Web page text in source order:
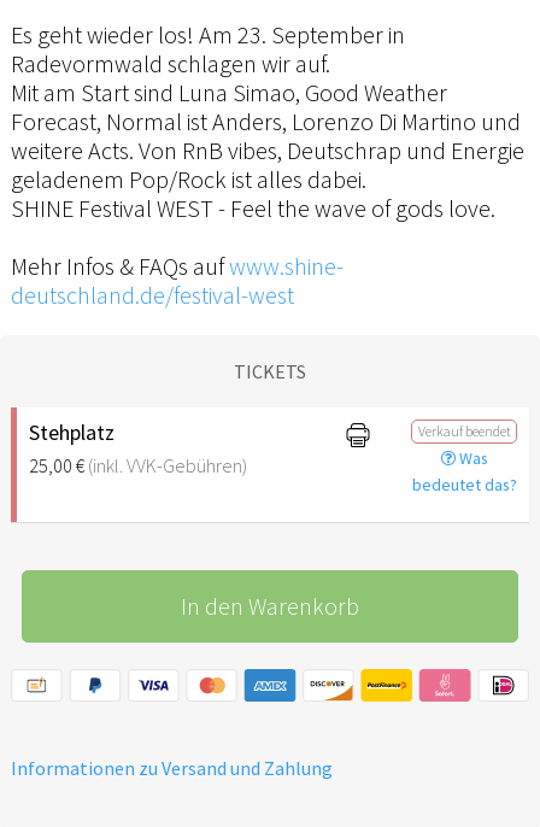
Es geht wieder los! Am 23. September in
Radevormwald schlagen wir auf.
Mit am Start sind Luna Simao, Good Weather
Forecast, Normal ist Anders, Lorenzo Di Martino und
weitere Acts. Von RnB vibes, Deutschrap und Energie
geladenem Pop/Rock ist alles dabei.
SHINE Festival WEST - Feel the wave of gods love.
Mehr Infos & FAQs aufwww.shine-
deutschland.de/festival-west
TICKETS
Stehplatz
25,00 €(inkl. VVK-Gebühren)
Verkauf beendet
Was
bedeutet das?
In den Warenkorb
Informationen zu Versand und Zahlung